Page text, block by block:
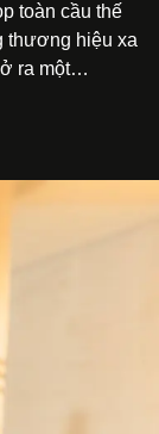
toàn cầu thế
thương hiệu xa
ra một